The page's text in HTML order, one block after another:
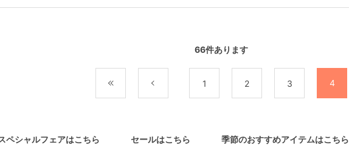
66件あります
1 2 3 4
ペシャルフェアはこちら セールはこちら 季節のおすすめアイテムはこちら